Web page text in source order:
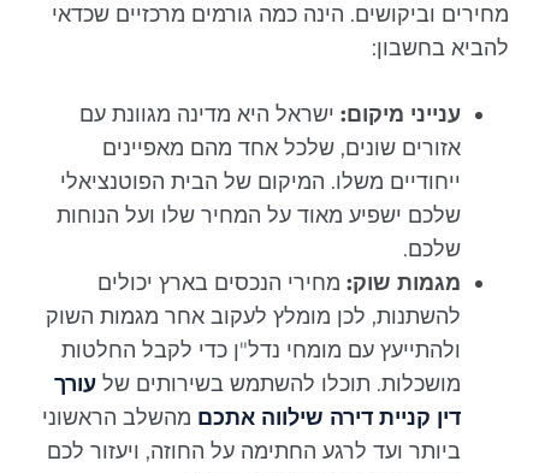
מחירים וביקושים. הינה כמה גורמים מרכזיים שכדאי
להביא בחשבון:
ענייני מיקום:ישראל היא מדינה מגוונת עם
אזורים שונים, שלכל אחד מהם מאפיינים
ייחודיים משלו. המיקום של הבית הפוטנציאלי
שלכם ישפיע מאוד על המחיר שלו ועל הנוחות
שלכם.
מגמות שוק:מחירי הנכסים בארץ יכולים
להשתנות, לכן מומלץ לעקוב אחר מגמות השוק
ולהתייעץ עם מומחי נדל"ן כדי לקבל החלטות
מושכלות. תוכלו להשתמש בשירותים שלעורך
דין קניית דירה שילווה אתכםמהשלב הראשוני
ביותר ועד לרגע החתימה על החוזה, ויעזור לכם